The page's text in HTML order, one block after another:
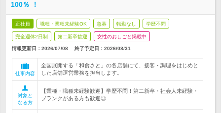
100％ ！
正社員 職種・業種未経験OK 急募 転勤なし 学歴不問
完全週休2日制 第二新卒歓迎 女性のおしごと掲載中
情報更新日：2026/07/08 終了予定日： 2026/08/31
仕事内容
全国展開する「和食さと」の各店舗にて、接客・調理をはじめと
した店舗運営業務を担当します。
対象と
なる方
【業種・職種未経験歓迎】学歴不問！第二新卒・社会人未経験・
ブランクがある方も歓迎◎